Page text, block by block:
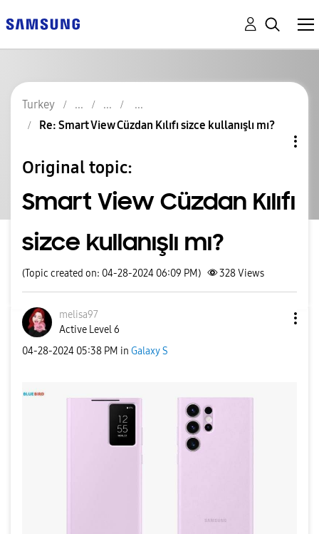
Turkey
Re: Smart View Cüzdan Kılıfı sizce kullanışlı mı?
Original topic:
Smart View Cüzdan Kılıfı
sizce kullanışlı mı?
(Topic created on: 04-28-2024 06:09 PM) 328Views
melisa97
Active Level 6
‎04-28-2024 05:38 PM in Galaxy S